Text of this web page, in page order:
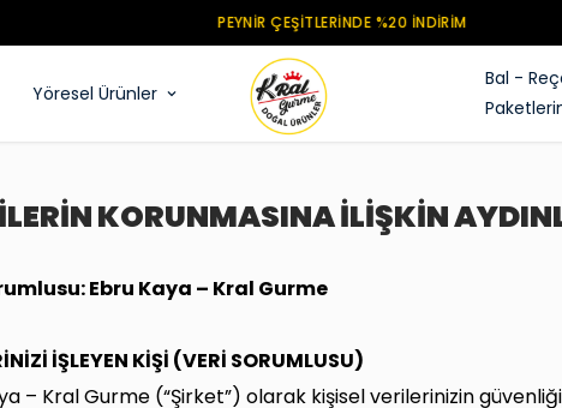
PEYNIR ÇEŞITLERINDE %20 INDIRIM
Yöresel Ürünler
Bal -
KORUNMASINA İLİŞKİN
Ebru Kaya – Kral Gurme
İŞLEYEN KİŞİ (VERİ SORUMLUSU)
– Kral Gurme (“Şirket”) olarak kişisel verilerinizin